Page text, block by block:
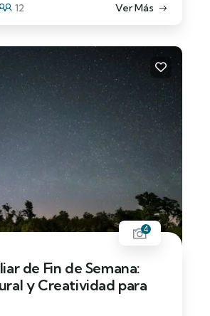
12 Ver Más
4
de Fin de Semana:
y Creatividad para